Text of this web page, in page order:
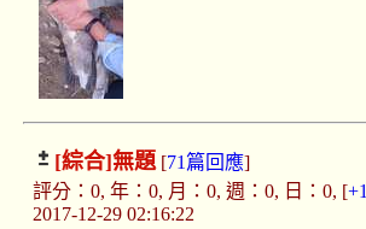
[綜合]無題[71篇回應]
評分：0, 年：0, 月：0, 週：0, 日：0, [+1
2017-12-29 02:16:22